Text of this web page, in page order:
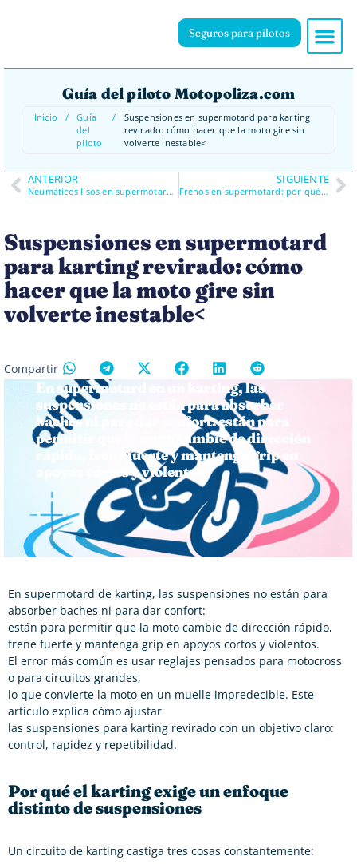
Seguros para pilotos
Guía del piloto Motopoliza.com
Inicio /
Guía
del
piloto
/
Suspensiones en supermotard para karting
revirado: cómo hacer que la moto gire sin
volverte inestable<
ANTERIOR
Neumáticos lisos en supermotard: compuestos, presiones y errores que te tiran al suelo
SIGUIENTE
Frenos en supermotard: por qué más potencia no siempre significa frenar mejor en karting
Suspensiones en supermotard
para karting revirado: cómo
hacer que la moto gire sin
volverte inestable<
Compartir
En supermotard en un karting, las
suspensiones no están para absorber
baches ni para dar confort: están para
permitir que la moto cambie de dirección
rápido, frene fuerte y mantenga grip en
apoyos cortos y violentos.
En supermotard de karting, las suspensiones no están para
absorber baches ni para dar confort:
están para permitir que la moto cambie de dirección rápido,
frene fuerte y mantenga grip en apoyos cortos y violentos.
El error más común es usar reglajes pensados para motocross
o para circuitos grandes,
lo que convierte la moto en un muelle impredecible. Este
artículo explica cómo ajustar
las suspensiones para karting revirado con un objetivo claro:
control, rapidez y repetibilidad.
Por qué el karting exige un enfoque
distinto de suspensiones
Un circuito de karting castiga tres cosas constantemente: